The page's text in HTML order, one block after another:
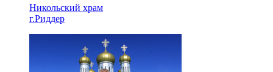
Никольский храм
г.Риддер